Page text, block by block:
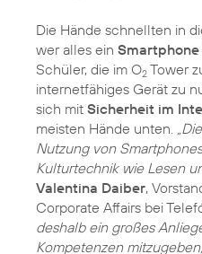
Die Hände schnellten in
wer alles ein Smartphone
Schüler, die im O2 Tower
internetfähiges Gerät zu
sich mit Sicherheit im
meisten Hände unten.
Nutzung von
Kulturtechnik wie Lesen
Valentina Daiber,
Corporate Affairs bei
deshalb ein großes
Kompetenzen